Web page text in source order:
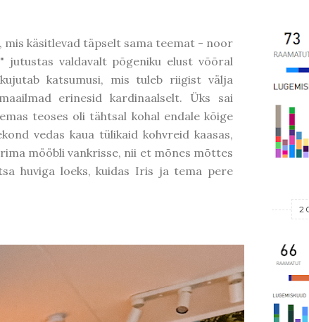
käsitlevad täpselt sama teemat - noor
" jutustas valdavalt põgeniku elust võõral
katsumusi, mis tuleb riigist välja
erinesid kardinaalselt. Üks sai
teoses oli tähtsal kohal endale kõige
vedas kaua tülikaid kohvreid kaasas,
mööbli vankrisse, nii et mõnes mõttes
huviga loeks, kuidas Iris ja tema pere